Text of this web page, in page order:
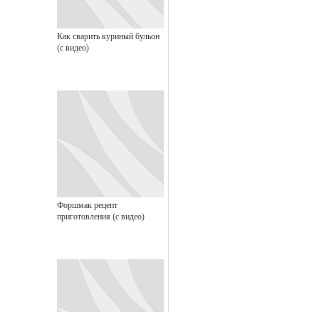
Как сварить куриный бульон
(с видео)
Форшмак рецепт
приготовления (с видео)